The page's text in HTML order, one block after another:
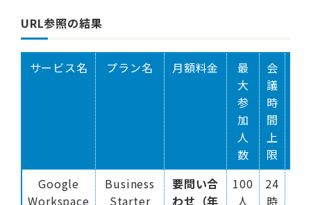
URL参照の結果
サービス名 プラン名 月額料金
最
大
参
加
人
数
会
議
時
間
上
限
Google
Workspace
Business
Starter
要問い合
わせ（年
100
人
24
時